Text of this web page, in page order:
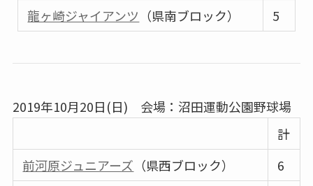
龍ヶ崎ジャイアンツ （県南ブロック） 5
2019年10月20日(日) 会場：沼田運動公園野球場
計
前河原ジュニアーズ （県西ブロック）
6